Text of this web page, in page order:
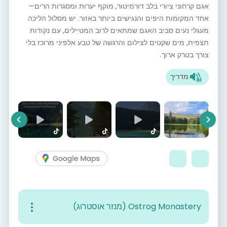
אגם קרחוני ציורי בלב דורמיטור, מוקף יערות ומסגרות הרים—
אחד המקומות היפים והנגישים ביותר באזור. יש מסלול הליכה
מעגלי נעים סביב האגם שמתאים לרוב המטיילים, עם נקודות
תצפית, מים שקטים לצילום והרגשה של טבע אלפיני מרוכז בלי
צורך בטרק ארוך.
מדריך
Next
Ostrog Monastery (מנזר אוסטרוג)